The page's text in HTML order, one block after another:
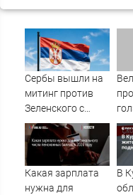
Сербы вышли на
митинг против
Зеленского с
портретами
Путина
Какая зарплата
нужна для
В